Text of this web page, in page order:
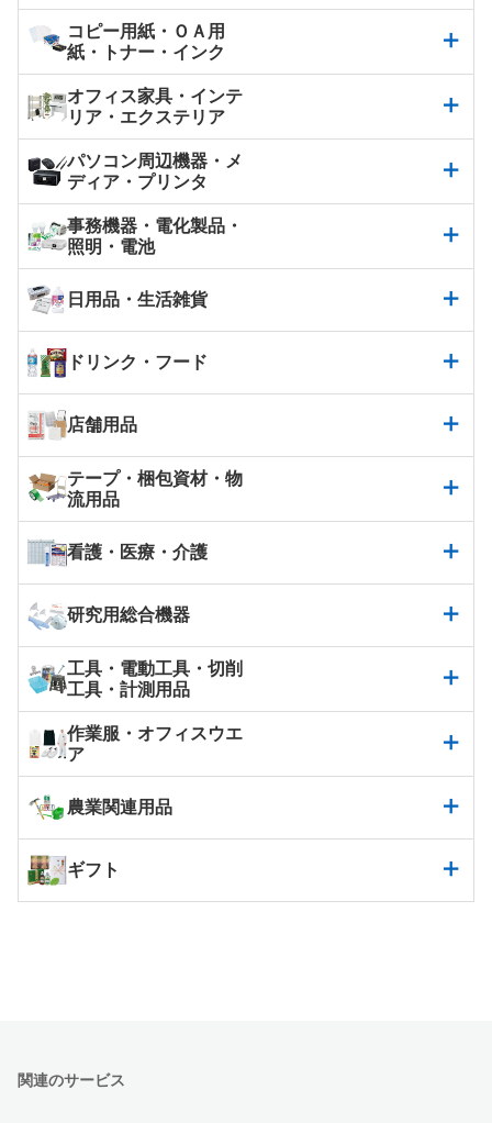
コピー用紙・ＯＡ用
紙・トナー・インク
オフィス家具・インテ
リア・エクステリア
パソコン周辺機器・メ
ディア・プリンタ
事務機器・電化製品・
照明・電池
日用品・生活雑貨
ドリンク・フード
店舗用品
テープ・梱包資材・物
流用品
看護・医療・介護
研究用総合機器
工具・電動工具・切削
工具・計測用品
作業服・オフィスウエ
ア
農業関連用品
ギフト
関連のサービス